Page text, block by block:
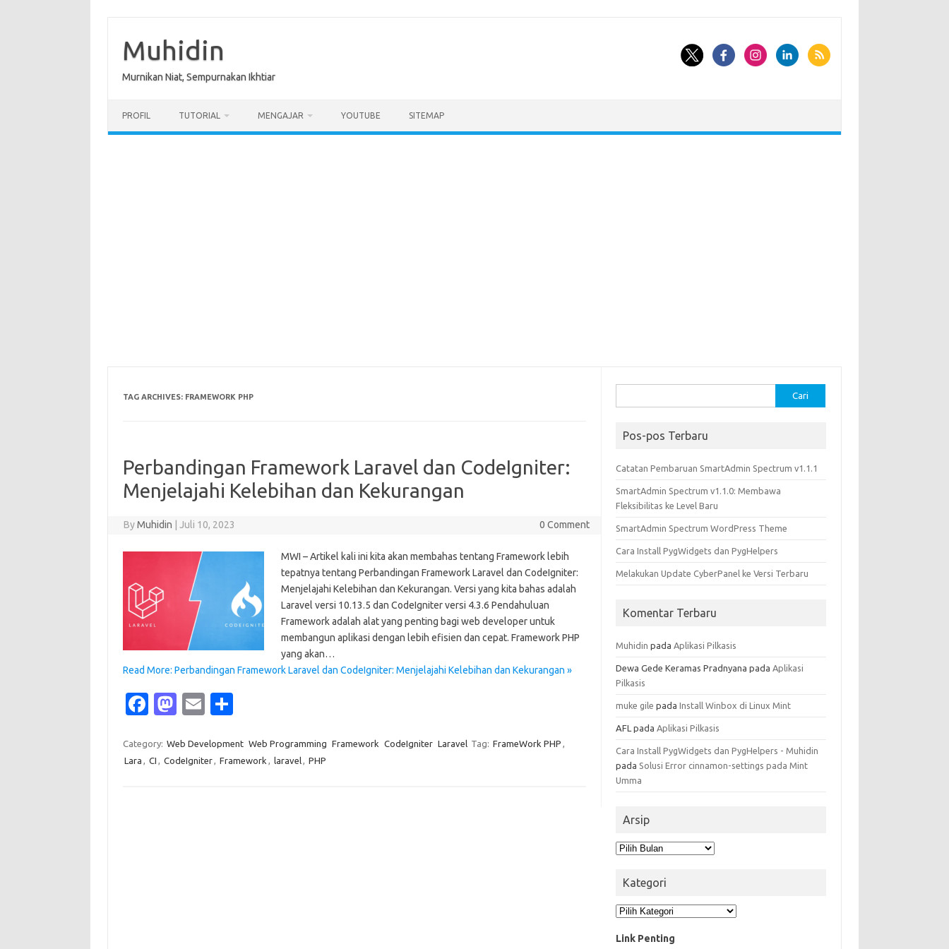
content
Muhidin
Murnikan Niat, Sempurnakan Ikhtiar
PROFIL TUTORIAL MENGAJAR YOUTUBE SITEMAP
TAG ARCHIVES: FRAMEWORK PHP
Perbandingan Framework Laravel dan CodeIgniter:
Menjelajahi Kelebihan dan Kekurangan
ByMuhidin Juli 10, 2023 0 Comment
MWI – Artikel kali ini kita akan membahas tentang Framework lebih
tepatnya tentang Perbandingan Framework Laravel dan CodeIgniter:
Menjelajahi Kelebihan dan Kekurangan. Versi yang kita bahas adalah
Laravel versi 10.13.5 dan CodeIgniter versi 4.3.6 Pendahuluan
Framework adalah alat yang penting bagi web developer untuk
membangun aplikasi dengan lebih efisien dan cepat. Framework PHP
yang akan…
Read More: Perbandingan Framework Laravel dan CodeIgniter: Menjelajahi Kelebihan dan Kekurangan »
Fa
e
b
M
t
o
E
ail ar
e
Category: Web Development Web Programming Framework CodeIgniter Laravel Tag: FrameWork PHP ,
Lara , CI , CodeIgniter, Framework , laravel, PHP
untuk:
Pos-pos Terbaru
Catatan Pembaruan SmartAdmin Spectrum v1.1.1
SmartAdmin Spectrum v1.1.0: Membawa
Fleksibilitas ke Level Baru
SmartAdmin Spectrum WordPress Theme
Cara Install PygWidgets dan PygHelpers
Melakukan Update CyberPanel ke Versi Terbaru
Komentar Terbaru
Muhidin padaAplikasi Pilkasis
Dewa Gede Keramas Pradnyana padaAplikasi
Pilkasis
muke gile padaInstall Winbox di Linux Mint
AFL padaAplikasi Pilkasis
Cara Install PygWidgets dan PygHelpers - Muhidin
pada Solusi Error cinnamon-settings pada Mint
Umma
Arsip
Arsip
Kategori
Kategori
Link Penting